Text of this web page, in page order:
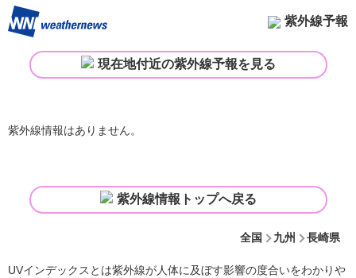
紫外線予報
現在地付近の紫外線予報を見る
紫外線情報はありません。
紫外線情報トップへ戻る
全国 九州 長崎県
UVインデックスとは紫外線が人体に及ぼす影響の度合いをわかりや